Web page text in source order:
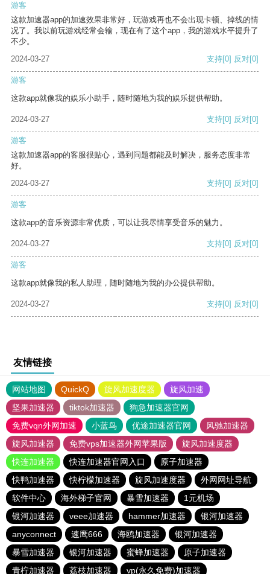
游客
这款加速器app的加速效果非常好，玩游戏再也不会出现卡顿、掉线的情
况了。我以前玩游戏经常会输，现在有了这个app，我的游戏水平提升了
不少。
2024-03-27
支持[0] 反对[0]
游客
这款app就像我的娱乐小助手，随时随地为我的娱乐提供帮助。
2024-03-27 支持[0] 反对[0]
游客
这款加速器app的客服很贴心，遇到问题都能及时解决，服务态度非常
好。
2024-03-27
支持[0] 反对[0]
游客
这款app的音乐资源非常优质，可以让我尽情享受音乐的魅力。
2024-03-27 支持[0] 反对[0]
游客
这款app就像我的私人助理，随时随地为我的办公提供帮助。
2024-03-27 支持[0] 反对[0]
友情链接
网站地图 QuickQ 旋风加速度器
旋风加速
坚果加速器
tiktok加速器
狗急加速器官网
免费vqn外网加速
小蓝鸟 优途加速器官网
风驰加速器
旋风加速器
免费vps加速器外网苹果版
旋风加速度器
快连加速器
快连加速器官网入口
原子加速器
快鸭加速器
快柠檬加速器 旋风加速度器
外网网址导航
软件中心
海外梯子官网 暴雪加速器
1元机场
银河加速器
veee加速器 hammer加速器
银河加速器
anyconnect
速鹰666 海鸥加速器
银河加速器
暴雪加速器
银河加速器 蜜蜂加速器
原子加速器
青柠加速器
荔枝加速器 vp(永久免费)加速器